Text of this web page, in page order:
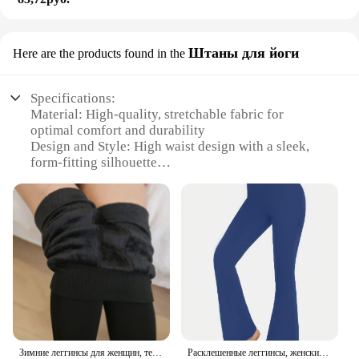
Here are the products found in the Штаны для йоги
Specifications:
Material: High-quality, stretchable fabric for
optimal comfort and durability
Design and Style: High waist design with a sleek,
form-fitting silhouette
casual wear
Performance and Property: Moisture-wicking and
breathable, ensuring comfort during intense
workouts
Shape or Size or Weight or Quantity: Available in a
range of sizes to fit various body types
Applicable People: Suitable for women seeking
both style and functionality in their activewear
Features:
**Unmatched Comfort and Style**
Расклешенные леггинсы, женские штаны для йоги, женские широкие брюки с высокой талией